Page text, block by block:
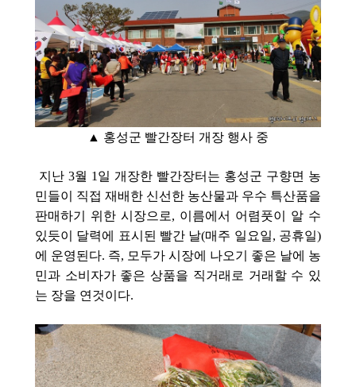
▲ 홍성군 빨간장터 개장 행사 중
지난 3월 1일 개장한 빨간장터는 홍성군 구향면 농
민들이 직접 재배한 신선한 농산물과 우수 특산품을
판매하기 위한 시장으로, 이름에서 어렴풋이 알 수
있듯이 달력에 표시된 빨간 날(매주 일요일, 공휴일)
에 운영된다. 즉, 모두가 시장에 나오기 좋은 날에 농
민과 소비자가 좋은 상품을 직거래로 거래할 수 있
는 장을 연것이다.